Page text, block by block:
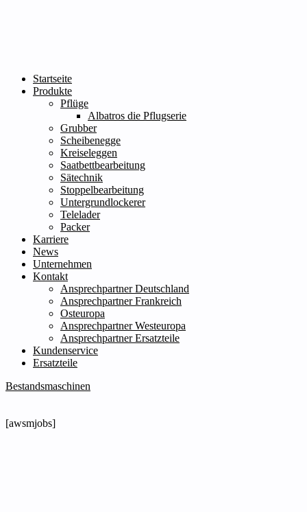
Startseite
Produkte
Pflüge
Albatros die Pflugserie
Grubber
Scheibenegge
Kreiseleggen
Saatbettbearbeitung
Sätechnik
Stoppelbearbeitung
Untergrundlockerer
Telelader
Packer
Karriere
News
Unternehmen
Kontakt
Ansprechpartner Deutschland
Ansprechpartner Frankreich
Osteuropa
Ansprechpartner Westeuropa
Ansprechpartner Ersatzteile
Kundenservice
Ersatzteile
Bestandsmaschinen
[awsmjobs]